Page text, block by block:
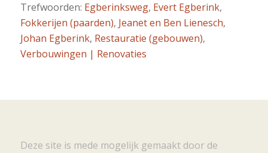
Trefwoorden: Egberinksweg, Evert Egberink,
Fokkerijen (paarden), Jeanet en Ben Lienesch,
Johan Egberink, Restauratie (gebouwen),
Verbouwingen | Renovaties
Deze site is mede mogelijk gemaakt door de